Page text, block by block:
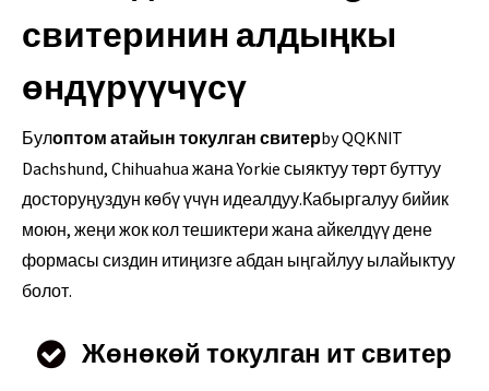
свитеринин алдыңкы
өндүрүүчүсү
Булоптом атайын токулган свитерby QQKNIT
Dachshund, Chihuahua жана Yorkie сыяктуу төрт буттуу
досторуңуздун көбү үчүн идеалдуу.Кабыргалуу бийик
моюн, жеңи жок кол тешиктери жана айкелдүү дене
формасы сиздин итиңизге абдан ыңгайлуу ылайыктуу
болот.
Жөнөкөй токулган ит свитер